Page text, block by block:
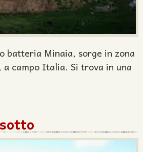
batteria Minaia, sorge in zona
campo Italia. Si trova in una